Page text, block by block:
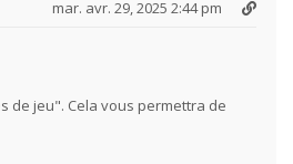
mar. avr. 29, 2025 2:44 pm
de jeu". Cela vous permettra de